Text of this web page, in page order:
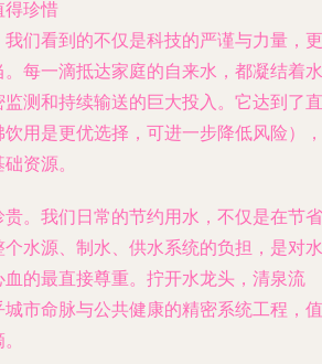
得珍惜
们看到的不仅是科技的严谨与力量，更
每一滴抵达家庭的自来水，都凝结着水
测和持续输送的巨大投入。它达到了直
用是更优选择，可进一步降低风险），
资源。
。我们日常的节约用水，不仅是在节省
水源、制水、供水系统的负担，是对水
的最直接尊重。拧开水龙头，清泉流
市命脉与公共健康的精密系统工程，值